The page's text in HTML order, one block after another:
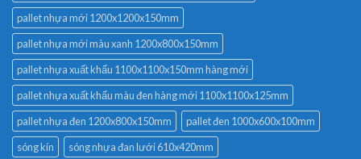
pallet nhựa mới 1200x1200x150mm
pallet nhựa mới màu xanh 1200x800x150mm
pallet nhựa xuất khẩu 1100x1100x150mm hàng mới
pallet nhựa xuất khẩu màu đen hàng mới 1100x1100x125mm
pallet nhựa đen 1200x800x150mm
pallet đen 1000x600x100mm
sóng kín
sóng nhựa đan lưới 610x420mm